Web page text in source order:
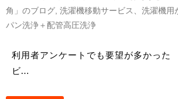
角」のブログ 洗濯機移動サービス、洗濯機用
パン洗浄＋配管高圧洗浄
利用者アンケートでも要望が多かっ
ビ…